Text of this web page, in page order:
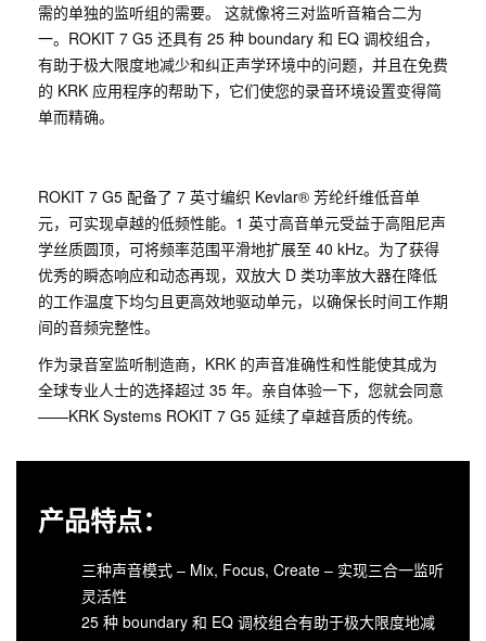
需的单独的监听组的需要。 这就像将三对监听音箱合二为
一。ROKIT 7 G5 还具有 25 种 boundary 和 EQ 调校组合，
有助于极大限度地减少和纠正声学环境中的问题，并且在免费
的 KRK 应用程序的帮助下，它们使您的录音环境设置变得简
单而精确。
ROKIT 7 G5 配备了 7 英寸编织 Kevlar® 芳纶纤维低音单
元，可实现卓越的低频性能。1 英寸高音单元受益于高阻尼声
学丝质圆顶，可将频率范围平滑地扩展至 40 kHz。为了获得
优秀的瞬态响应和动态再现，双放大 D 类功率放大器在降低
的工作温度下均匀且更高效地驱动单元，以确保长时间工作期
间的音频完整性。
作为录音室监听制造商，KRK 的声音准确性和性能使其成为
全球专业人士的选择超过 35 年。亲自体验一下，您就会同意
——KRK Systems ROKIT 7 G5 延续了卓越音质的传统。
产品特点：
三种声音模式 – Mix, Focus, Create – 实现三合一监听
灵活性
25 种 boundary 和 EQ 调校组合有助于极大限度地减